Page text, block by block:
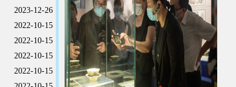
2023-12-26
2022-10-15
2022-10-15
2022-10-15
2022-10-15